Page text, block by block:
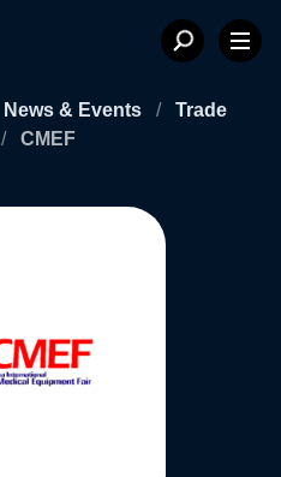
News & Events /
Trade
/ CMEF